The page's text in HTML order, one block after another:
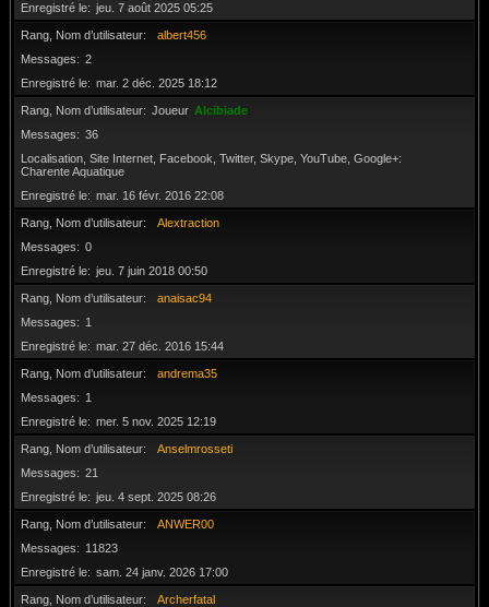
Enregistré le
jeu. 7 août 2025 05:25
Rang, Nom d’utilisateur
albert456
Messages
2
Enregistré le
mar. 2 déc. 2025 18:12
Rang, Nom d’utilisateur Joueur Alcibiade
Messages
36
Localisation, Site Internet, Facebook, Twitter, Skype, YouTube, Google+
Charente Aquatique
Enregistré le
mar. 16 févr. 2016 22:08
Rang, Nom d’utilisateur
Alextraction
Messages
0
Enregistré le
jeu. 7 juin 2018 00:50
Rang, Nom d’utilisateur
anaisac94
Messages
1
Enregistré le
mar. 27 déc. 2016 15:44
Rang, Nom d’utilisateur
andrema35
Messages
1
Enregistré le
mer. 5 nov. 2025 12:19
Rang, Nom d’utilisateur
Anselmrosseti
Messages
21
Enregistré le
jeu. 4 sept. 2025 08:26
Rang, Nom d’utilisateur
ANWER00
Messages
11823
Enregistré le
sam. 24 janv. 2026 17:00
Rang, Nom d’utilisateur
Archerfatal